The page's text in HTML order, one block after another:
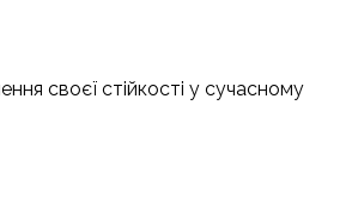
своєї стійкості у сучасному